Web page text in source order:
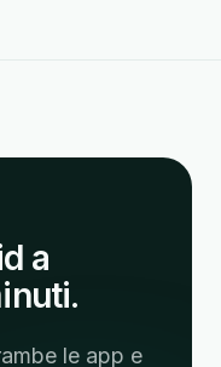
a
le app e